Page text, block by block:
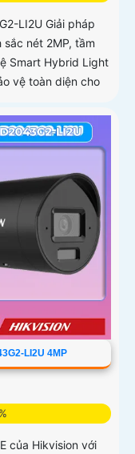
LI2U Giải pháp
sắc nét 2MP, tầm
Smart Hybrid Light
vệ toàn diện cho
LI2U 4MP
của Hikvision với